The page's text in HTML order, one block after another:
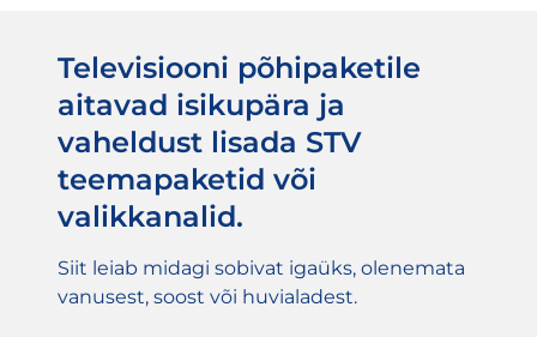
Televisiooni põhipaketile
aitavad isikupära ja
vaheldust lisada STV
teemapaketid või
valikkanalid.
Siit leiab midagi sobivat igaüks, olenemata
vanusest, soost või huvialadest.